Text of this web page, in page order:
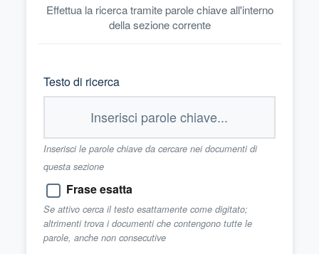
Effettua la ricerca tramite parole chiave all'interno
della sezione corrente
Testo di ricerca
Inserisci le parole chiave da cercare nei documenti di
questa sezione
Frase esatta
Se attivo cerca il testo esattamente come digitato;
altrimenti trova i documenti che contengono tutte le
parole, anche non consecutive